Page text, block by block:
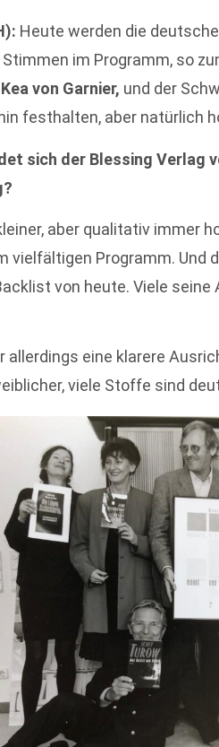
Heute werden die
im Programm, so
von Garnier, und der
festhalten, aber natürlich
sich der Blessing Verlag
aber qualitativ immer
vielfältigen Programm. Und
von heute. Viele
allerdings eine klarere
viele Stoffe sind